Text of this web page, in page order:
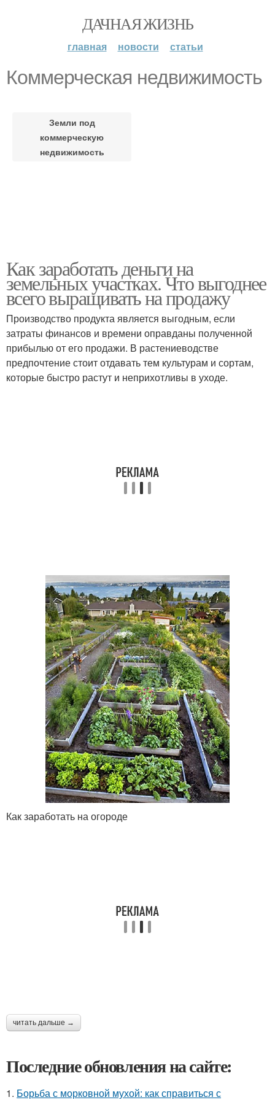
ДАЧНАЯ ЖИЗНЬ
главная новости статьи
Коммерческая недвижимость
Земли под
коммерческую
недвижимость
Как заработать деньги на
земельных участках. Что выгоднее
всего выращивать на продажу
Производство продукта является выгодным, если
затраты финансов и времени оправданы полученной
прибылью от его продажи. В растениеводстве
предпочтение стоит отдавать тем культурам и сортам,
которые быстро растут и неприхотливы в уходе.
Как заработать на огороде
читать дальше →
Последние обновления на сайте:
1. Борьба с морковной мухой: как справиться с